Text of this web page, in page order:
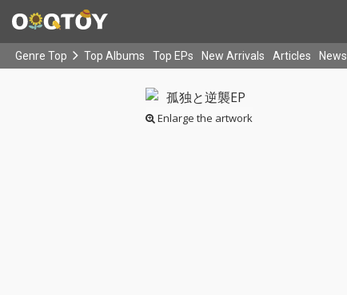
Genre Top Top Albums Top EPs New Arrivals Articles News
Enlarge the artwork